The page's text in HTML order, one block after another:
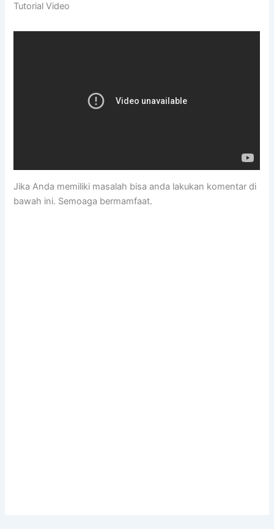
Tutorial Video
Jika Anda memiliki masalah bisa anda lakukan komentar di
bawah ini. Semoaga bermamfaat.